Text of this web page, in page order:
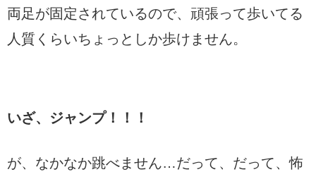
両足が固定されているので、頑張って歩いてる
人質くらいちょっとしか歩けません。
いざ、ジャンプ！！！
が、なかなか跳べません…だって、だって、怖